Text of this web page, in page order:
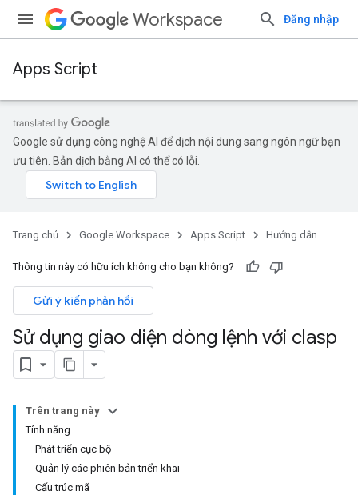
Workspace Đăng nhập
Apps Script
Google sử dụng công nghệ AI để dịch nội dung sang ngôn ngữ bạn
ưu tiên. Bản dịch bằng AI có thể có lỗi.
Trang chủ Google Workspace Apps Script Hướng dẫn
Thông tin này có hữu ích không cho bạn không?
Gửi ý kiến phản hồi
Sử dụng giao diện dòng lệnh với clasp
Trên trang này
Tính năng
Phát triển cục bộ
Quản lý các phiên bản triển khai
Cấu trúc mã